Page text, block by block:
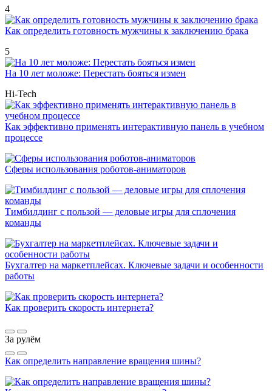
4
Как определить готовность мужчины к заключению брака
5
На 10 лет моложе: Перестать бояться измен
Hi-Tech
Как эффективно применять интерактивную панель в учебном
процессе
Сферы использования роботов-аниматоров
Тимбилдинг с пользой — деловые игры для сплочения
команды
Бухгалтер на маркетплейсах. Ключевые задачи и особенности
работы
Как проверить скорость интернета?
За рулём
Как определить направление вращения шины?